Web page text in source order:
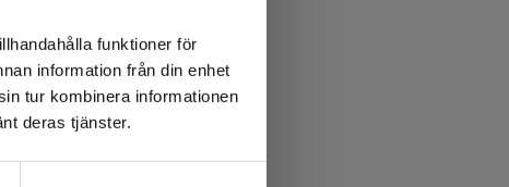
funktioner för
information från din enhet
tur kombinera informationen
deras tjänster.